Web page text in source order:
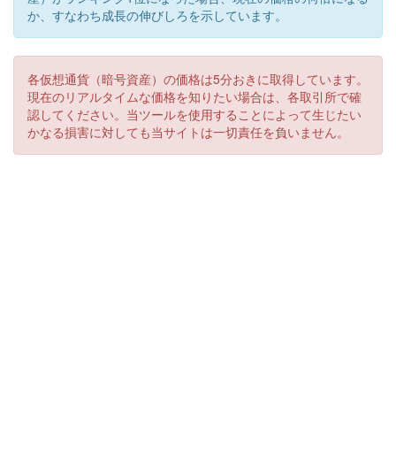
か、すなわち成長の伸びしろを示しています。
各仮想通貨（暗号資産）の価格は5分おきに取得しています。
現在のリアルタイムな価格を知りたい場合は、各取引所で確
認してください。当ツールを使用することによって生じたい
かなる損害に対しても当サイトは一切責任を負いません。